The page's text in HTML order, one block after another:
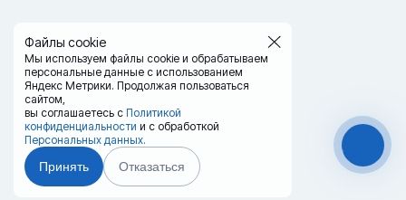
Файлы cookie
Мы используем файлы cookie и обрабатываем
персональные данные с использованием
Яндекс Метрики. Продолжая пользоваться
сайтом,
вы соглашаетесь с Политикой
конфиденциальности и с обработкой
Персональных данных.
Принять Отказаться